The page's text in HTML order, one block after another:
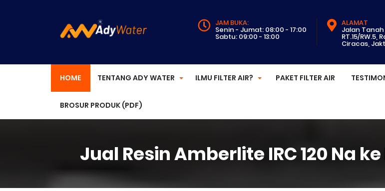
JAM BUKA:
Senin - Jumat: 08:00 - 17:00
Sabtu: 09:00 - 13:00
ALAMAT
Jalan Tanah
RT.15/RW.5,
Ciracas,
HOME TENTANG ADY WATER ILMU FILTER AIR? PAKET FILTER AIR
BROSUR PRODUK (PDF)
Jual Resin Amberlite IRC 120 Na